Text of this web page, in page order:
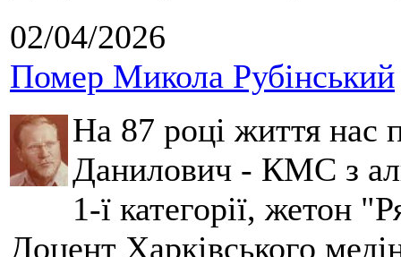
02/04/2026
Помер Микола Рубінський
На 87 році життя нас
Данилович - КМС з
1-ї категорії, жетон
Доцент Харківського